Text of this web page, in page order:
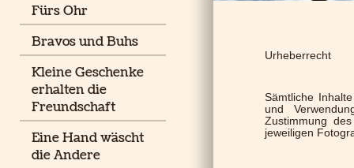
Fürs Ohr
Bravos und Buhs
Kleine Geschenke
erhalten die
Freundschaft
Eine Hand wäscht
die Andere
Urheberrecht
Sämtliche
und
Zustimmung
jeweiligen